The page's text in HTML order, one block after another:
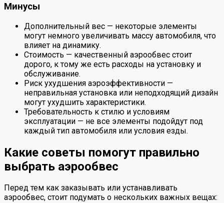
Минусы
Дополнительный вес — некоторые элементы
могут немного увеличивать массу автомобиля, что
влияет на динамику.
Стоимость — качественный аэрообвес стоит
дорого, к тому же есть расходы на установку и
обслуживание.
Риск ухудшения аэроэффективности —
неправильная установка или неподходящий дизайн
могут ухудшить характеристики.
Требовательность к стилю и условиям
эксплуатации — не все элементы подойдут под
каждый тип автомобиля или условия езды.
Какие советы помогут правильно
выбрать аэрообвес
Перед тем как заказывать или устанавливать
аэрообвес, стоит подумать о нескольких важных вещах: